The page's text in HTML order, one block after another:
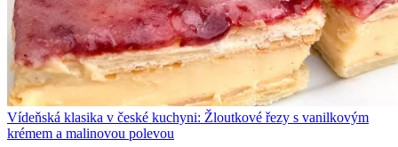
Vídeňská klasika v české kuchyni: Žloutkové řezy s vanilkovým
krémem a malinovou polevou